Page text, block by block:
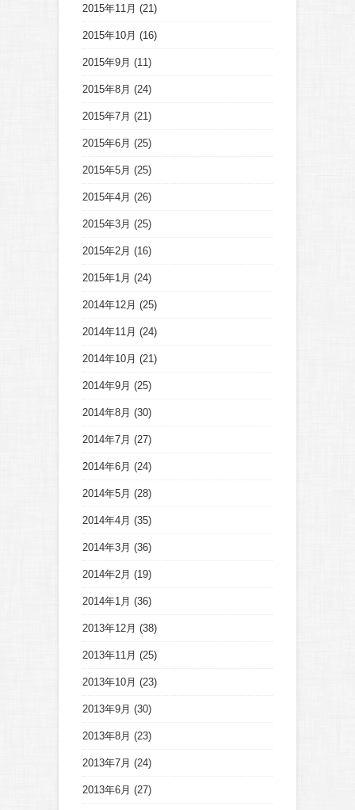
2015年11月 (21)
2015年10月 (16)
2015年9月 (11)
2015年8月 (24)
2015年7月 (21)
2015年6月 (25)
2015年5月 (25)
2015年4月 (26)
2015年3月 (25)
2015年2月 (16)
2015年1月 (24)
2014年12月 (25)
2014年11月 (24)
2014年10月 (21)
2014年9月 (25)
2014年8月 (30)
2014年7月 (27)
2014年6月 (24)
2014年5月 (28)
2014年4月 (35)
2014年3月 (36)
2014年2月 (19)
2014年1月 (36)
2013年12月 (38)
2013年11月 (25)
2013年10月 (23)
2013年9月 (30)
2013年8月 (23)
2013年7月 (24)
2013年6月 (27)